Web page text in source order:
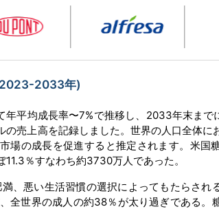
2023-2033年)
平均成長率〜7%で推移し、2033年末まで
売上高を記録しました。世界の人口全体に
場の成長を促進すると推定されます。米国
％すなわち約3730万人であった。
、悪い生活習慣の選択によってもたらされ
全世界の成人の約38％が太り過ぎである。